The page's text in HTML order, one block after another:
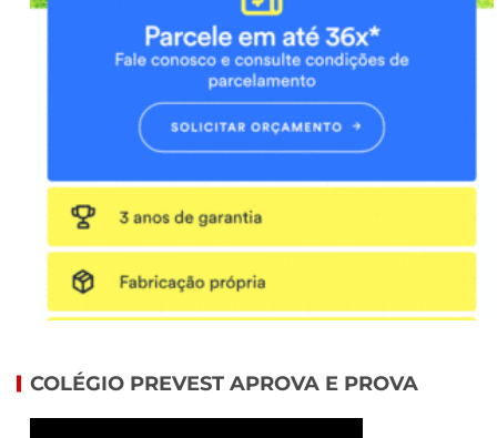
COLÉGIO PREVEST APROVA E PROVA